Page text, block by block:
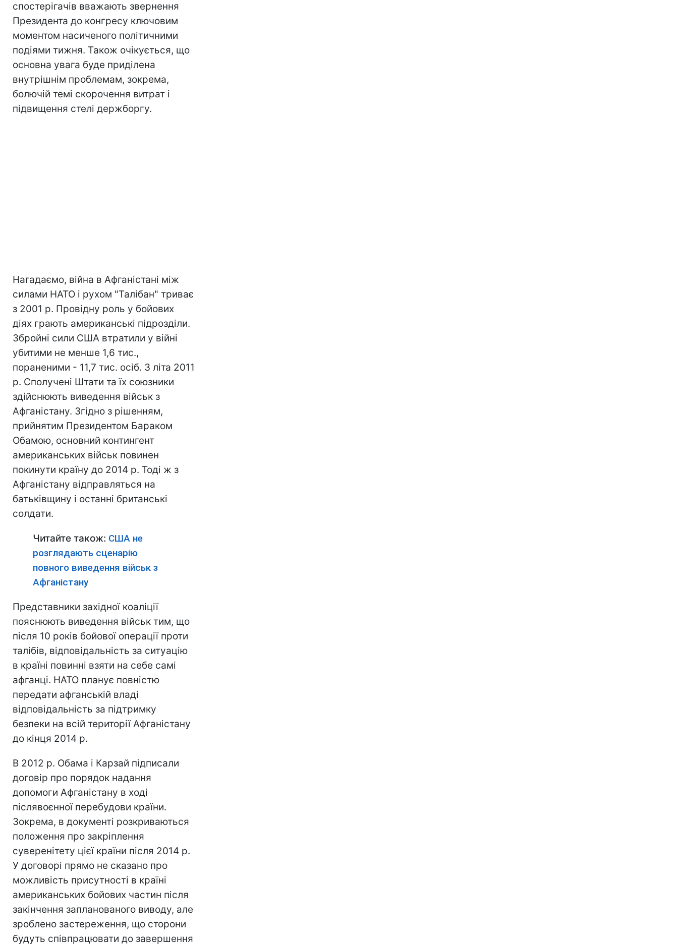
спостерігачів вважають звернення
Президента до конгресу ключовим
моментом насиченого політичними
подіями тижня. Також очікується, що
основна увага буде приділена
внутрішнім проблемам, зокрема,
болючій темі скорочення витрат і
підвищення стелі держборгу.
Нагадаємо, війна в Афганістані між
силами НАТО і рухом "Талібан" триває
з 2001 р. Провідну роль у бойових
діях грають американські підрозділи.
Збройні сили США втратили у війні
убитими не менше 1,6 тис.,
пораненими - 11,7 тис. осіб. З літа 2011
р. Сполучені Штати та їх союзники
здійснюють виведення військ з
Афганістану. Згідно з рішенням,
прийнятим Президентом Бараком
Обамою, основний контингент
американських військ повинен
покинути країну до 2014 р. Тоді ж з
Афганістану відправляться на
батьківщину і останні британські
солдати.
Читайте також: США не
розглядають сценарію
повного виведення військ з
Афганістану
Представники західної коаліції
пояснюють виведення військ тим, що
після 10 років бойової операції проти
талібів, відповідальність за ситуацію
в країні повинні взяти на себе самі
афганці. НАТО планує повністю
передати афганській владі
відповідальність за підтримку
безпеки на всій території Афганістану
до кінця 2014 р.
В 2012 р. Обама і Карзай підписали
договір про порядок надання
допомоги Афганістану в ході
післявоєнної перебудови країни.
Зокрема, в документі розкриваються
положення про закріплення
суверенітету цієї країни після 2014 р.
У договорі прямо не сказано про
можливість присутності в країні
американських бойових частин після
закінчення запланованого виводу, але
зроблено застереження, що сторони
будуть співпрацювати до завершення